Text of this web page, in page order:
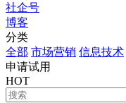
社企号
博客
分类
全部 市场营销 信息技术
申请试用
HOT